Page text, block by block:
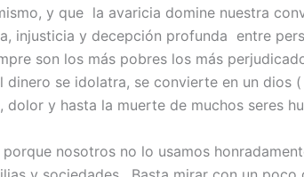
y que la avaricia domine nuestra
injusticia y decepción profunda entre
son los más pobres los más
se idolatra, se convierte en un dios
y hasta la muerte de muchos seres
nosotros no lo usamos